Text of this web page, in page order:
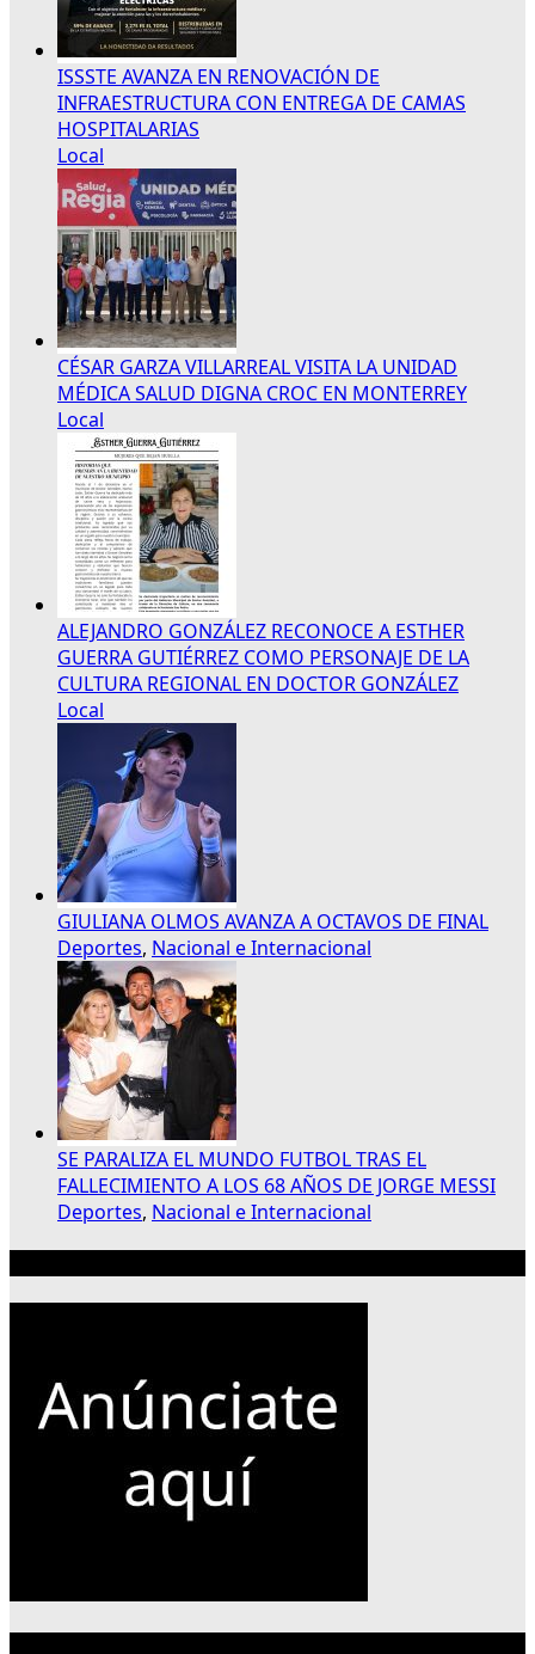
ISSSTE AVANZA EN RENOVACIÓN DE
INFRAESTRUCTURA CON ENTREGA DE CAMAS
HOSPITALARIAS
Local
CÉSAR GARZA VILLARREAL VISITA LA UNIDAD
MÉDICA SALUD DIGNA CROC EN MONTERREY
Local
ALEJANDRO GONZÁLEZ RECONOCE A ESTHER
GUERRA GUTIÉRREZ COMO PERSONAJE DE LA
CULTURA REGIONAL EN DOCTOR GONZÁLEZ
Local
GIULIANA OLMOS AVANZA A OCTAVOS DE FINAL
Deportes, Nacional e Internacional
SE PARALIZA EL MUNDO FUTBOL TRAS EL
FALLECIMIENTO A LOS 68 AÑOS DE JORGE MESSI
Deportes, Nacional e Internacional